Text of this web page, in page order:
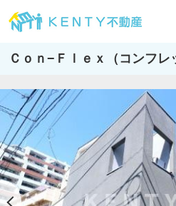
Ｃｏｎ−Ｆｌｅｘ（コンフレ